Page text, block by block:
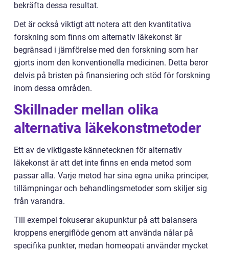
bekräfta dessa resultat.
Det är också viktigt att notera att den kvantitativa
forskning som finns om alternativ läkekonst är
begränsad i jämförelse med den forskning som har
gjorts inom den konventionella medicinen. Detta beror
delvis på bristen på finansiering och stöd för forskning
inom dessa områden.
Skillnader mellan olika
alternativa läkekonstmetoder
Ett av de viktigaste kännetecknen för alternativ
läkekonst är att det inte finns en enda metod som
passar alla. Varje metod har sina egna unika principer,
tillämpningar och behandlingsmetoder som skiljer sig
från varandra.
Till exempel fokuserar akupunktur på att balansera
kroppens energiflöde genom att använda nålar på
specifika punkter, medan homeopati använder mycket